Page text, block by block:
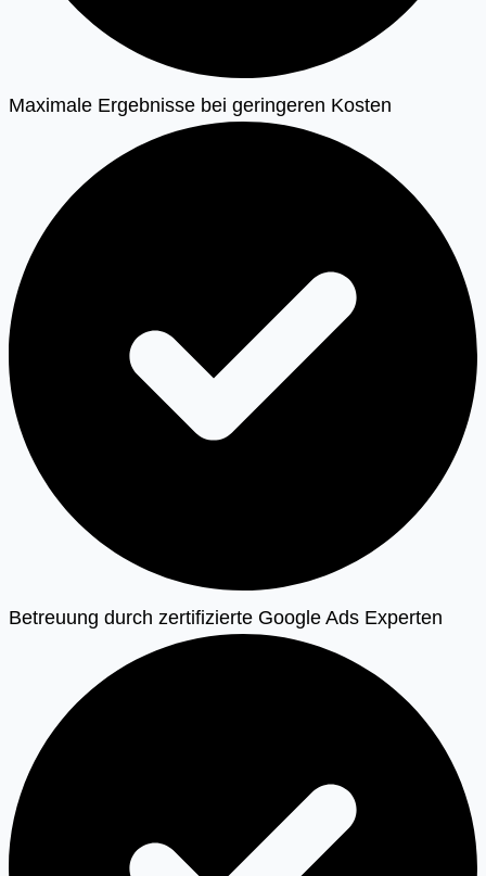
Maximale Ergebnisse bei geringeren Kosten
Betreuung durch zertifizierte Google Ads Experten